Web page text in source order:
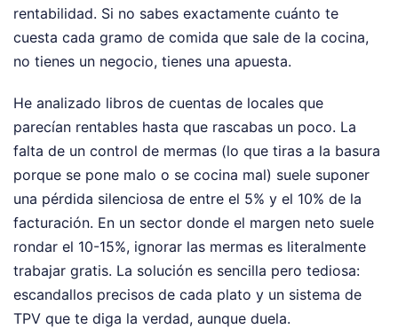
rentabilidad. Si no sabes exactamente cuánto te
cuesta cada gramo de comida que sale de la cocina,
no tienes un negocio, tienes una apuesta.
He analizado libros de cuentas de locales que
parecían rentables hasta que rascabas un poco. La
falta de un control de mermas (lo que tiras a la basura
porque se pone malo o se cocina mal) suele suponer
una pérdida silenciosa de entre el 5% y el 10% de la
facturación. En un sector donde el margen neto suele
rondar el 10-15%, ignorar las mermas es literalmente
trabajar gratis. La solución es sencilla pero tediosa:
escandallos precisos de cada plato y un sistema de
TPV que te diga la verdad, aunque duela.